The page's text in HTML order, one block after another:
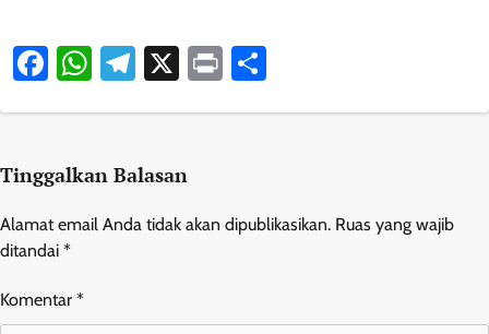
Facebook
WhatsApp
Telegram
X Print
Tinggalkan Balasan
Alamat email Anda tidak akan dipublikasikan. Ruas yang wajib
ditandai *
Komentar *